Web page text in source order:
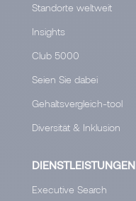
Standorte weltweit
Insights
Club 5000
Seien Sie dabei
Gehaltsvergleich-tool
Diversität & Inklusion
DIENSTLEISTUNGEN
Executive Search